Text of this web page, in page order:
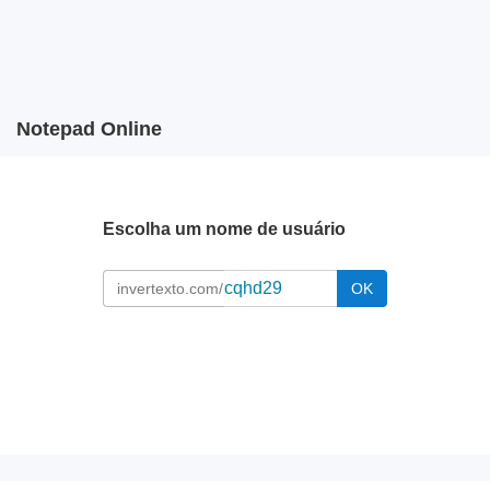
Notepad Online
Escolha um nome de usuário
invertexto.com/ OK